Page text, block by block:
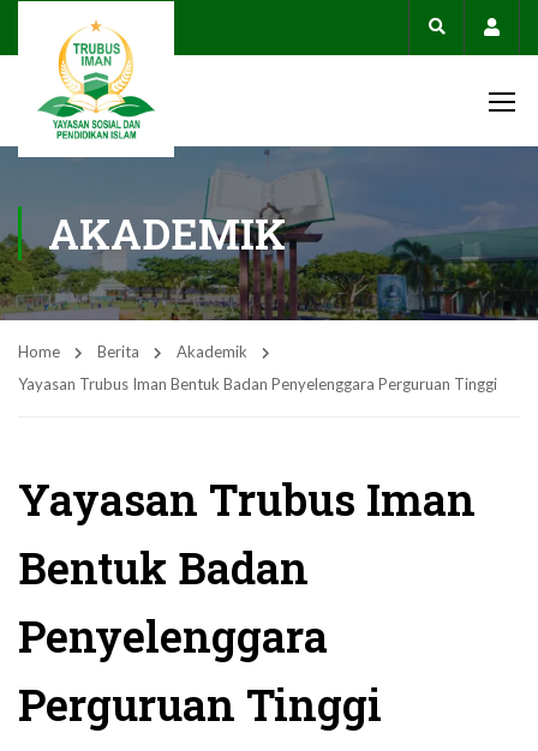
AKADEMIK
Home Berita
Akademik
Yayasan Trubus Iman Bentuk Badan Penyelenggara Perguruan Tinggi
Yayasan Trubus Iman
Bentuk Badan
Penyelenggara
Perguruan Tinggi